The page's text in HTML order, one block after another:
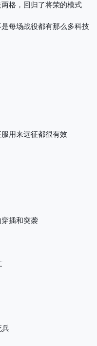
格，回归了将荣的模式
每场战役都有那么多科技
用来远征都很有效
插和突袭
兵